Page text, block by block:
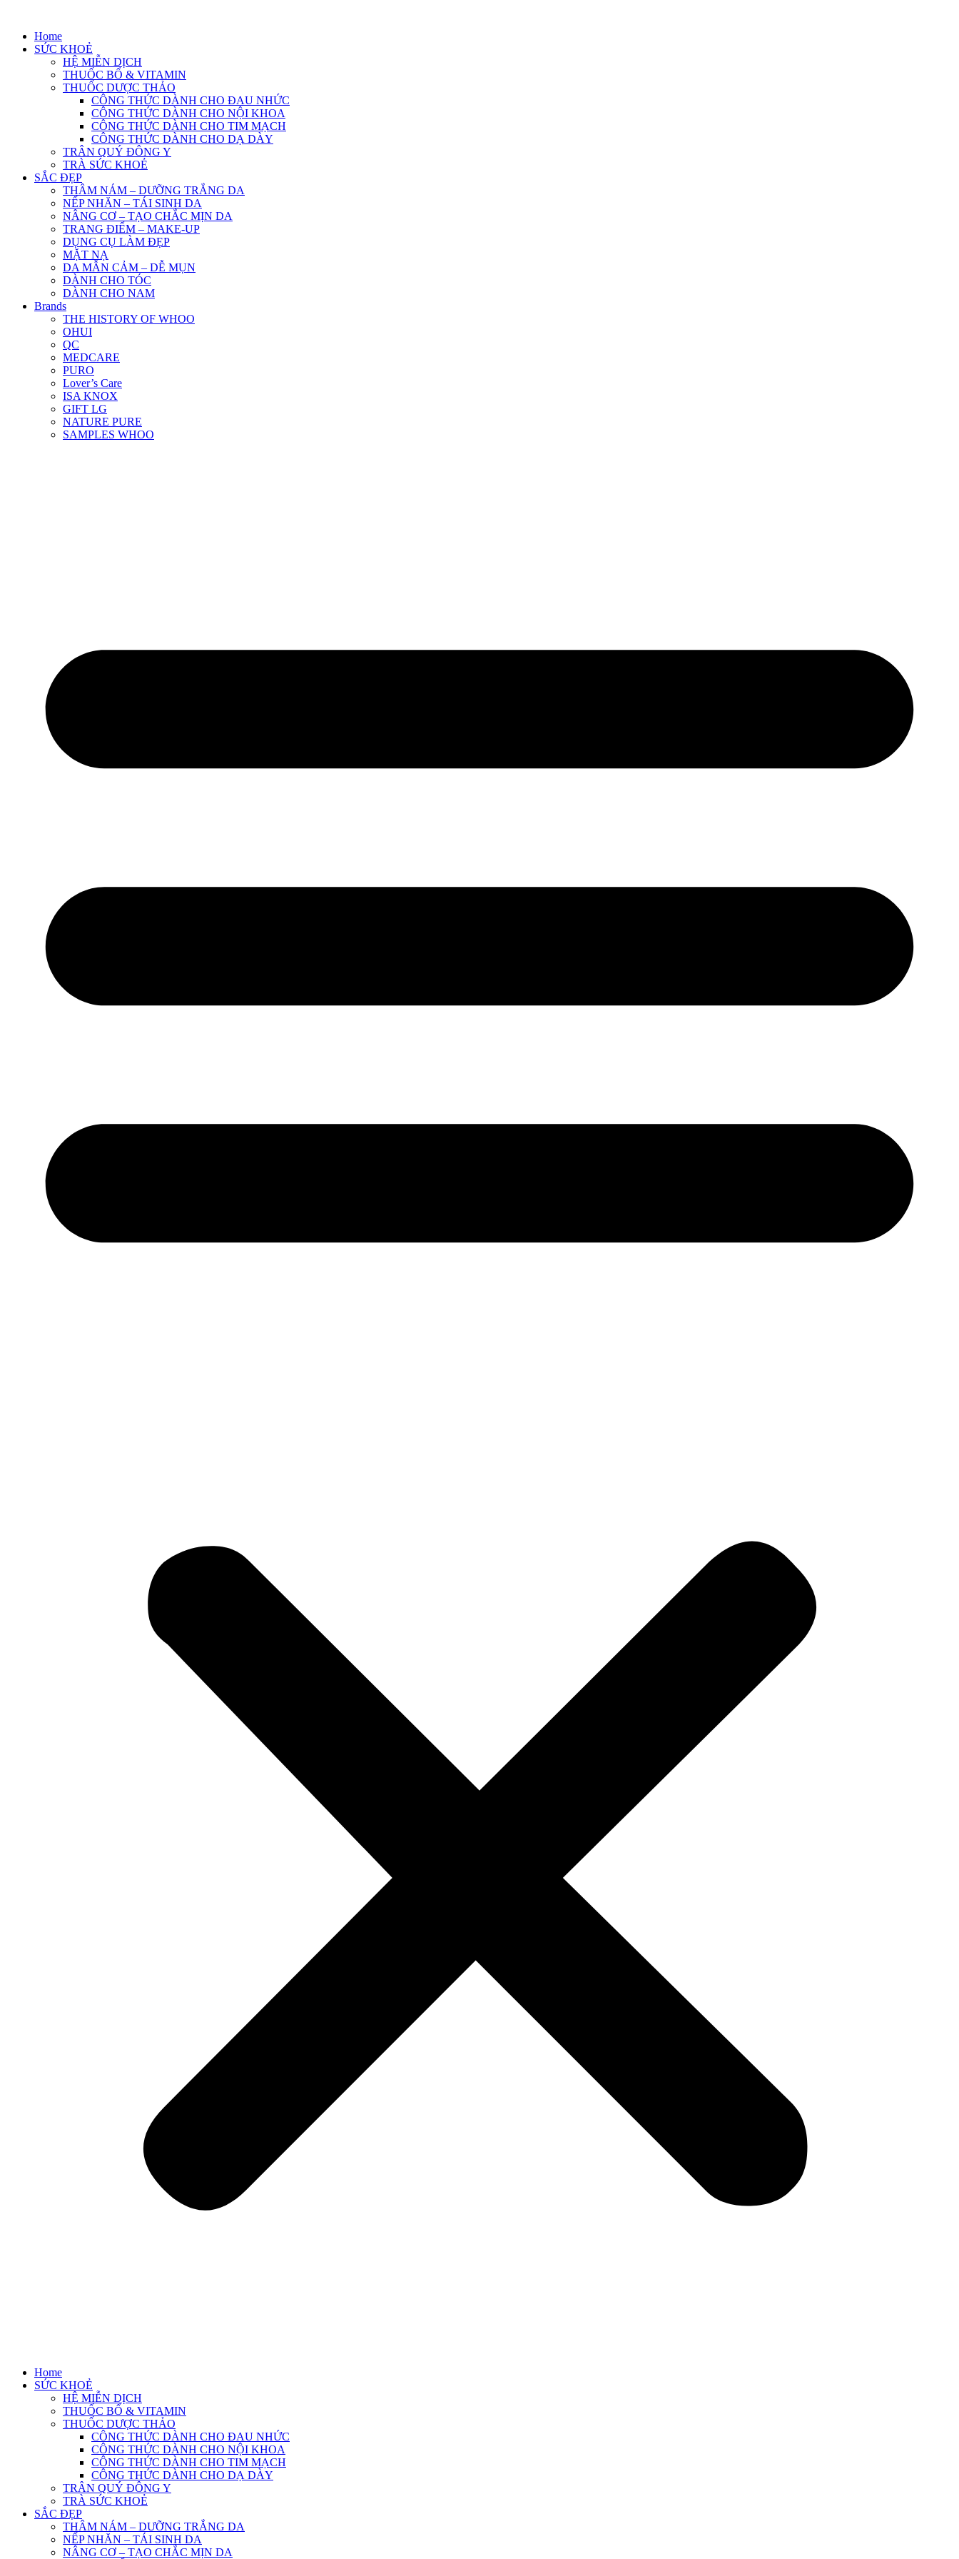
contentHome
SỨC KHOẺ
HỆ MIỄN DỊCH
THUỐC BỔ & VITAMIN
THUỐC DƯỢC THẢO
CÔNG THỨC DÀNH CHO ĐAU NHỨC
CÔNG THỨC DÀNH CHO NỘI KHOA
CÔNG THỨC DÀNH CHO TIM MẠCH
CÔNG THỨC DÀNH CHO DẠ DÀY
TRÂN QUÝ ĐÔNG Y
TRÀ SỨC KHOẺ
SẮC ĐẸP
THÂM NÁM – DƯỠNG TRẮNG DA
NẾP NHĂN – TÁI SINH DA
NÂNG CƠ – TẠO CHẮC MỊN DA
TRANG ĐIỂM – MAKE-UP
DỤNG CỤ LÀM ĐẸP
MẶT NẠ
DA MẪN CẢM – DỄ MỤN
DÀNH CHO TÓC
DÀNH CHO NAM
Brands
THE HISTORY OF WHOO
OHUI
QC
MEDCARE
PURO
Lover’s Care
ISA KNOX
GIFT LG
NATURE PURE
SAMPLES WHOO
Home
SỨC KHOẺ
HỆ MIỄN DỊCH
THUỐC BỔ & VITAMIN
THUỐC DƯỢC THẢO
CÔNG THỨC DÀNH CHO ĐAU NHỨC
CÔNG THỨC DÀNH CHO NỘI KHOA
CÔNG THỨC DÀNH CHO TIM MẠCH
CÔNG THỨC DÀNH CHO DẠ DÀY
TRÂN QUÝ ĐÔNG Y
TRÀ SỨC KHOẺ
SẮC ĐẸP
THÂM NÁM – DƯỠNG TRẮNG DA
NẾP NHĂN – TÁI SINH DA
NÂNG CƠ – TẠO CHẮC MỊN DA